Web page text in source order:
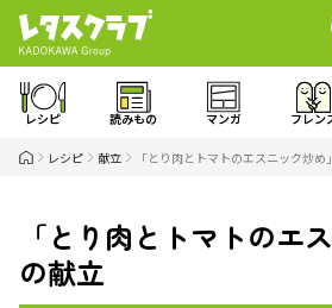
レシピ 読みもの マンガ フレン
レシピ 献立 「とり肉とトマトのエスニック炒め
「とり肉とトマトのエ
の献立